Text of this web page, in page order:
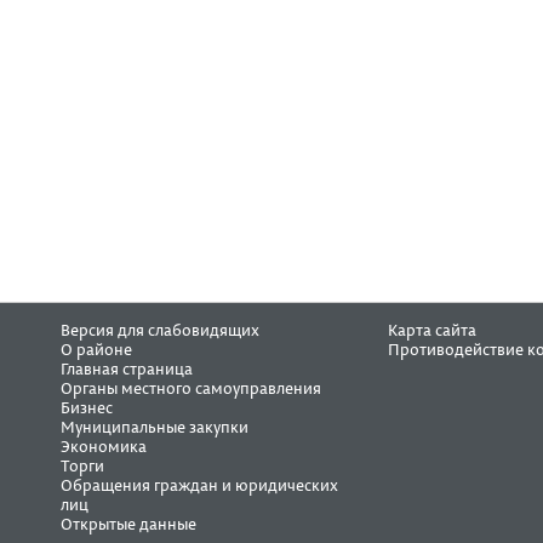
Версия для слабовидящих
О районе
Главная страница
Органы местного самоуправления
Бизнес
Муниципальные закупки
Экономика
Торги
Обращения граждан и юридических
лиц
Открытые данные
Карта сайта
Противодействие